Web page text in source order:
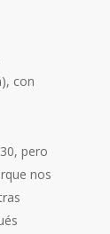
con
pero
nos